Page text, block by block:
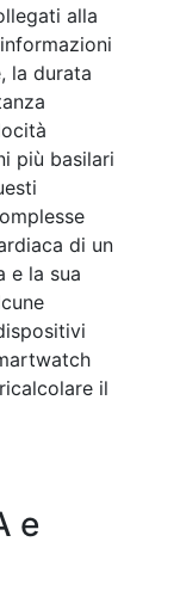
alla
la durata
più basilari
di un
e la sua
il
e